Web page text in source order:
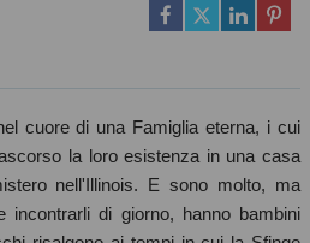
cuore di una Famiglia eterna, i cui
la loro esistenza in una casa
nell'Illinois. E sono molto, ma
incontrarli di giorno, hanno bambini